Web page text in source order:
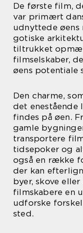
De første film,
var primært
udnyttede øens
gotiske
tiltrukket
filmselskaber,
øens potentiale
Den charme,
det enestående
findes på øen.
gamle
transportere
tidsepoker og
også en række
der kan
byer, skove
filmskabere en
udforske
sted.